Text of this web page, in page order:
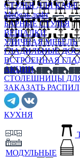
СТУЛЬЯ ДЛЯ КАФЕ
Мебель лофт
БАРНЫЕ СТУЛЬЯ
ВЕШАЛКИ
УЛИЧНАЯ МЕБЕЛЬ
ГЛАДИЛЬНЫЕ
ВСТРОЕННАЯ
АКЦИИ
СТОЛЕШНИЦЫ
ЗАКАЗАТЬ РАСПИЛ
КУХНЯ
МОДУЛЬНЫЕ